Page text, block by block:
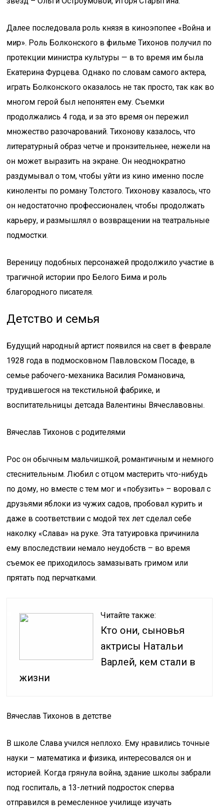
Далее последовала роль князя в киноэпопее «Война и
мир». Роль Болконского в фильме Тихонов получил по
протекции министра культуры — в то время им была
Екатерина Фурцева. Однако по словам самого актера,
играть Болконского оказалось не так просто, так как во
многом герой был непонятен ему. Съемки
продолжались 4 года, и за это время он пережил
множество разочарований. Тихонову казалось, что
литературный образ четче и пронзительнее, нежели на
он может выразить на экране. Он неоднократно
раздумывал о том, чтобы уйти из кино именно после
киноленты по роману Толстого. Тихонову казалось, что
он недостаточно профессионален, чтобы продолжать
карьеру, и размышлял о возвращении на театральные
подмостки.
Вереницу подобных персонажей продолжило участие в
трагичной истории про Белого Бима и роль
благородного писателя.
Детство и семья
Будущий народный артист появился на свет в феврале
1928 года в подмосковном Павловском Посаде, в
семье рабочего-механика Василия Романовича,
трудившегося на текстильной фабрике, и
воспитательницы детсада Валентины Вячеславовны.
Вячеслав Тихонов с родителями
Рос он обычным мальчишкой, романтичным и немного
стеснительным. Любил с отцом мастерить что-нибудь
по дому, но вместе с тем мог и «побузить» – воровал с
друзьями яблоки из чужих садов, пробовал курить и
даже в соответствии с модой тех лет сделал себе
наколку «Слава» на руке. Эта татуировка причинила
ему впоследствии немало неудобств – во время
съемок ее приходилось замазывать гримом или
прятать под перчатками.
Читайте также:
Кто они, сыновья
актрисы Натальи
Варлей, кем стали в
жизни
Вячеслав Тихонов в детстве
В школе Слава учился неплохо. Ему нравились точные
науки – математика и физика, интересовался он и
историей. Когда грянула война, здание школы забрали
под госпиталь, а 13-летний подросток сперва
отправился в ремесленное училище изучать